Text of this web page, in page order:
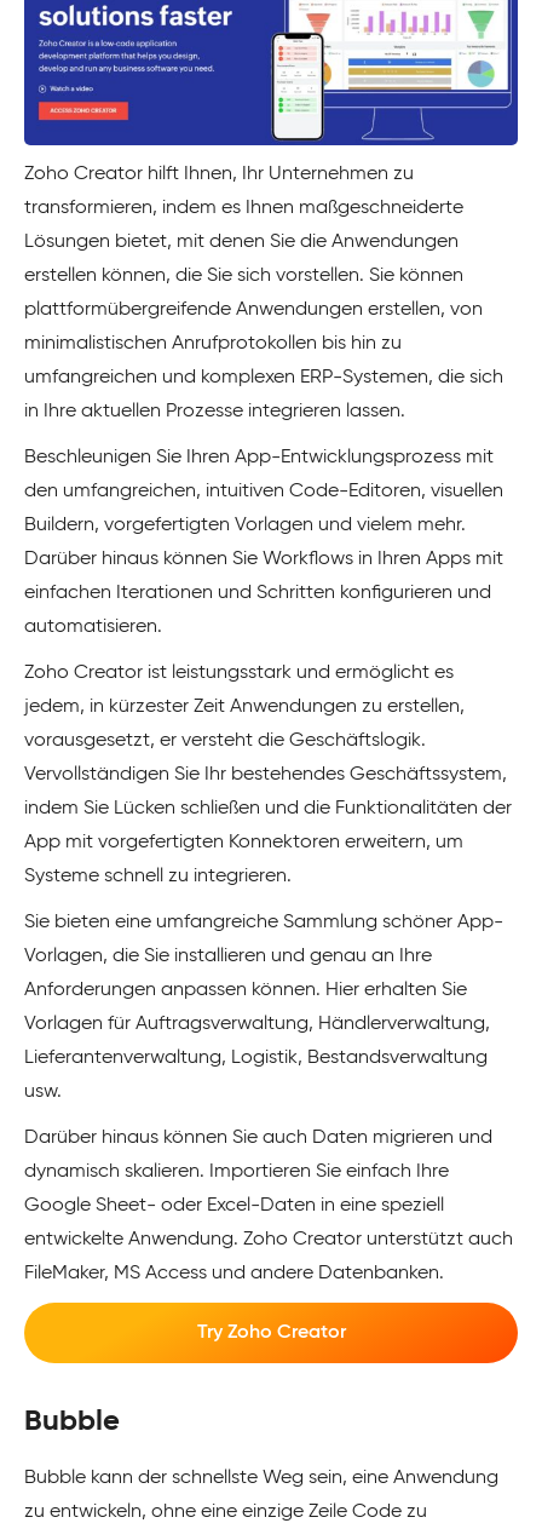
Zoho Creator hilft Ihnen, Ihr Unternehmen zu
transformieren, indem es Ihnen maßgeschneiderte
Lösungen bietet, mit denen Sie die Anwendungen
erstellen können, die Sie sich vorstellen. Sie können
plattformübergreifende Anwendungen erstellen, von
minimalistischen Anrufprotokollen bis hin zu
umfangreichen und komplexen ERP-Systemen, die sich
in Ihre aktuellen Prozesse integrieren lassen.
Beschleunigen Sie Ihren App-Entwicklungsprozess mit
den umfangreichen, intuitiven Code-Editoren, visuellen
Buildern, vorgefertigten Vorlagen und vielem mehr.
Darüber hinaus können Sie Workflows in Ihren Apps mit
einfachen Iterationen und Schritten konfigurieren und
automatisieren.
Zoho Creator ist leistungsstark und ermöglicht es
jedem, in kürzester Zeit Anwendungen zu erstellen,
vorausgesetzt, er versteht die Geschäftslogik.
Vervollständigen Sie Ihr bestehendes Geschäftssystem,
indem Sie Lücken schließen und die Funktionalitäten der
App mit vorgefertigten Konnektoren erweitern, um
Systeme schnell zu integrieren.
Sie bieten eine umfangreiche Sammlung schöner App-
Vorlagen, die Sie installieren und genau an Ihre
Anforderungen anpassen können. Hier erhalten Sie
Vorlagen für Auftragsverwaltung, Händlerverwaltung,
Lieferantenverwaltung, Logistik, Bestandsverwaltung
usw.
Darüber hinaus können Sie auch Daten migrieren und
dynamisch skalieren. Importieren Sie einfach Ihre
Google Sheet- oder Excel-Daten in eine speziell
entwickelte Anwendung. Zoho Creator unterstützt auch
FileMaker, MS Access und andere Datenbanken.
Try Zoho Creator
Bubble
Bubble kann der schnellste Weg sein, eine Anwendung
zu entwickeln, ohne eine einzige Zeile Code zu